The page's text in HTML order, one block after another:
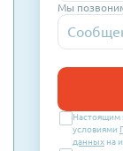
Мы
Настоящим
условиями
данных на